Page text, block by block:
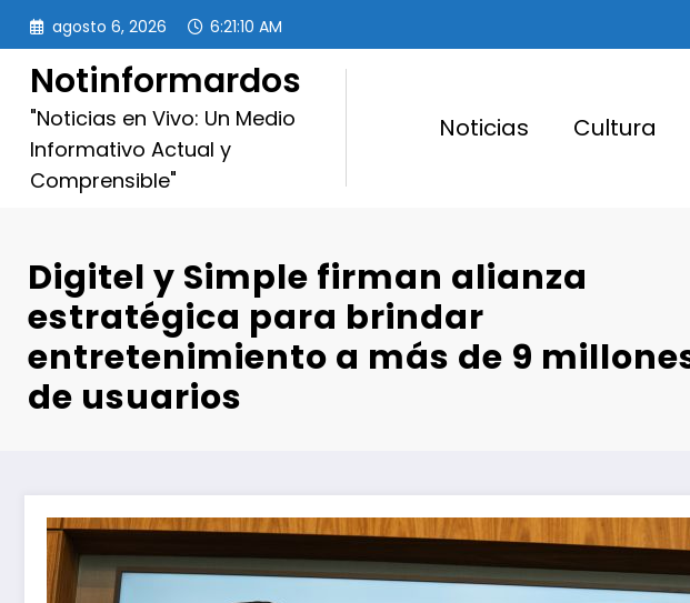
Saltar
contenido
agosto 6, 2026 6:21:11 AM
Notinformardos
"Noticias en Vivo: Un Medio
Informativo Actual y
Comprensible"
Noticias Cultura
Digitel y Simple firman alianza
estratégica para brindar
entretenimiento a más de 9
de usuarios